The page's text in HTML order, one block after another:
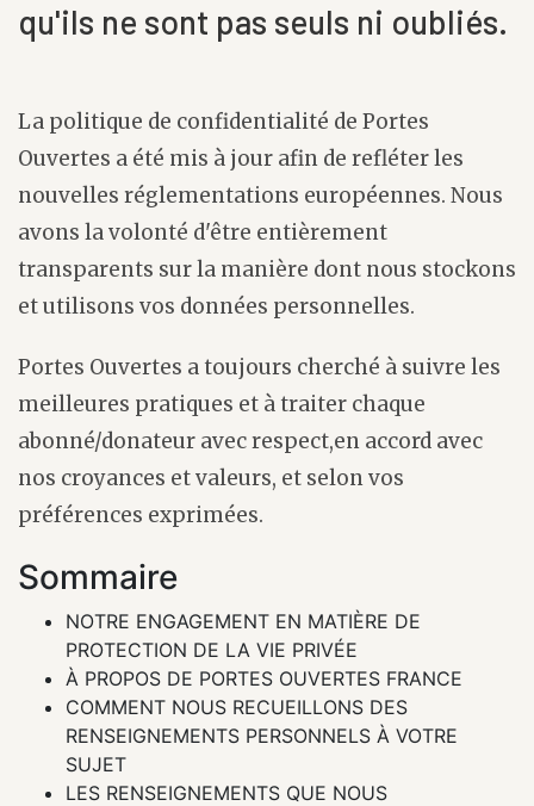
qu'ils ne sont pas seuls ni oubliés.
La politique de confidentialité de Portes
Ouvertes a été mis à jour afin de refléter les
nouvelles réglementations européennes. Nous
avons la volonté d'être entièrement
transparents sur la manière dont nous stockons
et utilisons vos données personnelles.
Portes Ouvertes a toujours cherché à suivre les
meilleures pratiques et à traiter chaque
abonné/donateur avec respect,en accord avec
nos croyances et valeurs, et selon vos
préférences exprimées.
Sommaire
NOTRE ENGAGEMENT EN MATIÈRE DE
PROTECTION DE LA VIE PRIVÉE
À PROPOS DE PORTES OUVERTES FRANCE
COMMENT NOUS RECUEILLONS DES
RENSEIGNEMENTS PERSONNELS À VOTRE
SUJET
LES RENSEIGNEMENTS QUE NOUS